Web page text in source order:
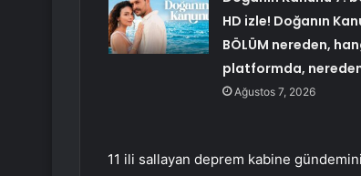
HD izle! Doğanın
BÖLÜM nereden,
platformda,
Ağustos 7, 2026
11 ili sallayan deprem kabine